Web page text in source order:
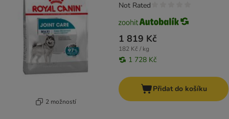
2 možností
1 819 Kč
182 Kč / kg
1 728 Kč
Not Rated
Přidat do košíku